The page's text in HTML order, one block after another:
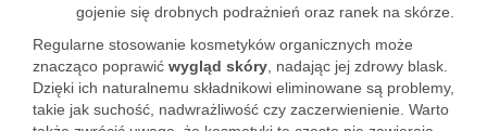
gojenie się drobnych podrażnień oraz ranek na skórze.
Regularne stosowanie kosmetyków organicznych może
znacząco poprawić wygląd skóry , nadając jej zdrowy blask.
Dzięki ich naturalnemu składnikowi eliminowane są problemy,
takie jak suchość, nadwrażliwość czy zaczerwienienie. Warto